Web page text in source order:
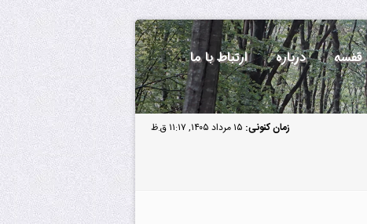
قفسه درباره ارتباط با ما
زمان کنونی: ۱۵ مرداد ۱۴۰۵, ۱۱:۱۷ ق.ظ